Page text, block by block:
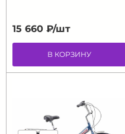
15 660 ₽/шт
В КОРЗИНУ